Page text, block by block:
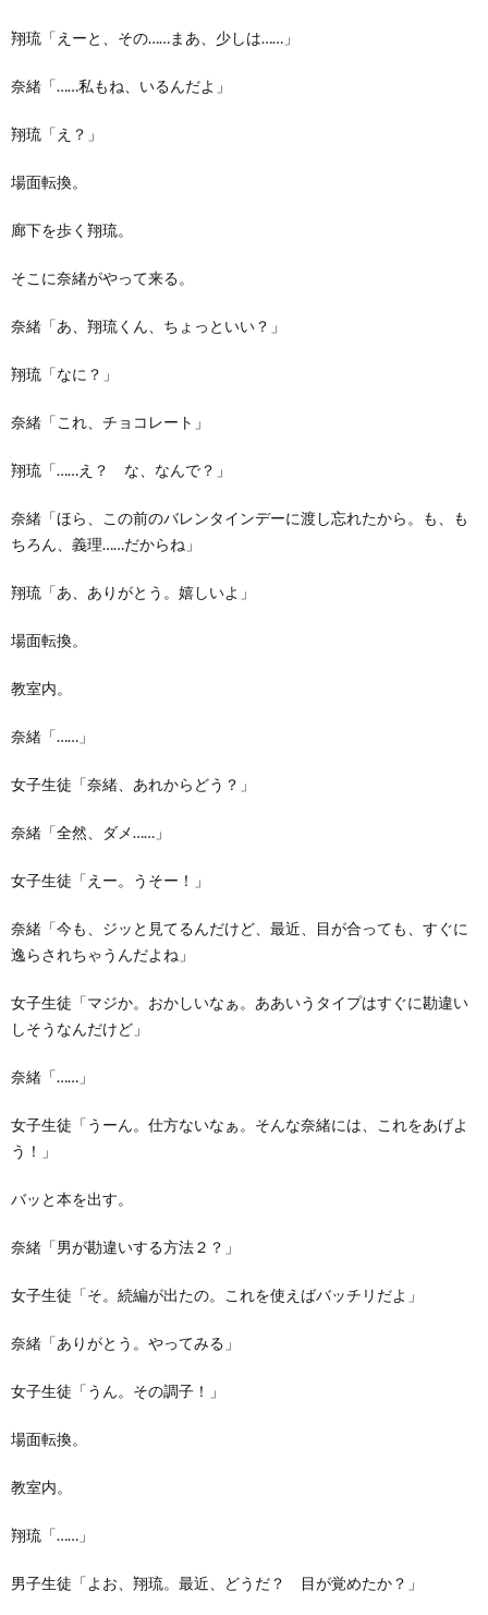
翔琉「えーと、その……まあ、少しは……」
奈緒「……私もね、いるんだよ」
翔琉「え？」
場面転換。
廊下を歩く翔琉。
そこに奈緒がやって来る。
奈緒「あ、翔琉くん、ちょっといい？」
翔琉「なに？」
奈緒「これ、チョコレート」
翔琉「……え？ な、なんで？」
奈緒「ほら、この前のバレンタインデーに渡し忘れたから。も、も
ちろん、義理……だからね」
翔琉「あ、ありがとう。嬉しいよ」
場面転換。
教室内。
奈緒「……」
女子生徒「奈緒、あれからどう？」
奈緒「全然、ダメ……」
女子生徒「えー。うそー！」
奈緒「今も、ジッと見てるんだけど、最近、目が合っても、すぐに
逸らされちゃうんだよね」
女子生徒「マジか。おかしいなぁ。ああいうタイプはすぐに勘違い
しそうなんだけど」
奈緒「……」
女子生徒「うーん。仕方ないなぁ。そんな奈緒には、これをあげよ
う！」
バッと本を出す。
奈緒「男が勘違いする方法２？」
女子生徒「そ。続編が出たの。これを使えばバッチリだよ」
奈緒「ありがとう。やってみる」
女子生徒「うん。その調子！」
場面転換。
教室内。
翔琉「……」
男子生徒「よお、翔琉。最近、どうだ？ 目が覚めたか？」